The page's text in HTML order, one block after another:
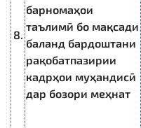
8.
барномаҳои
таълимӣ бо мақсади
баланд бардоштани
рақобатпазирии
кадрҳои муҳандисӣ
дар бозори меҳнат